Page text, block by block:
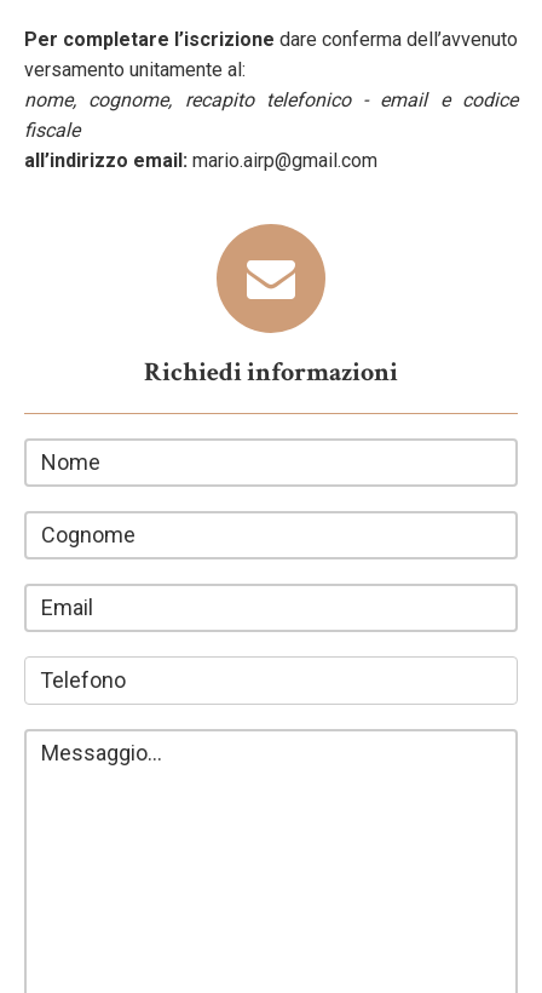
Per completare l’iscrizione dare conferma dell’avvenuto
versamento unitamente al:
nome, cognome, recapito telefonico - email e codice
fiscale
all’indirizzo email: mario.airp@gmail.com
Richiedi informazioni